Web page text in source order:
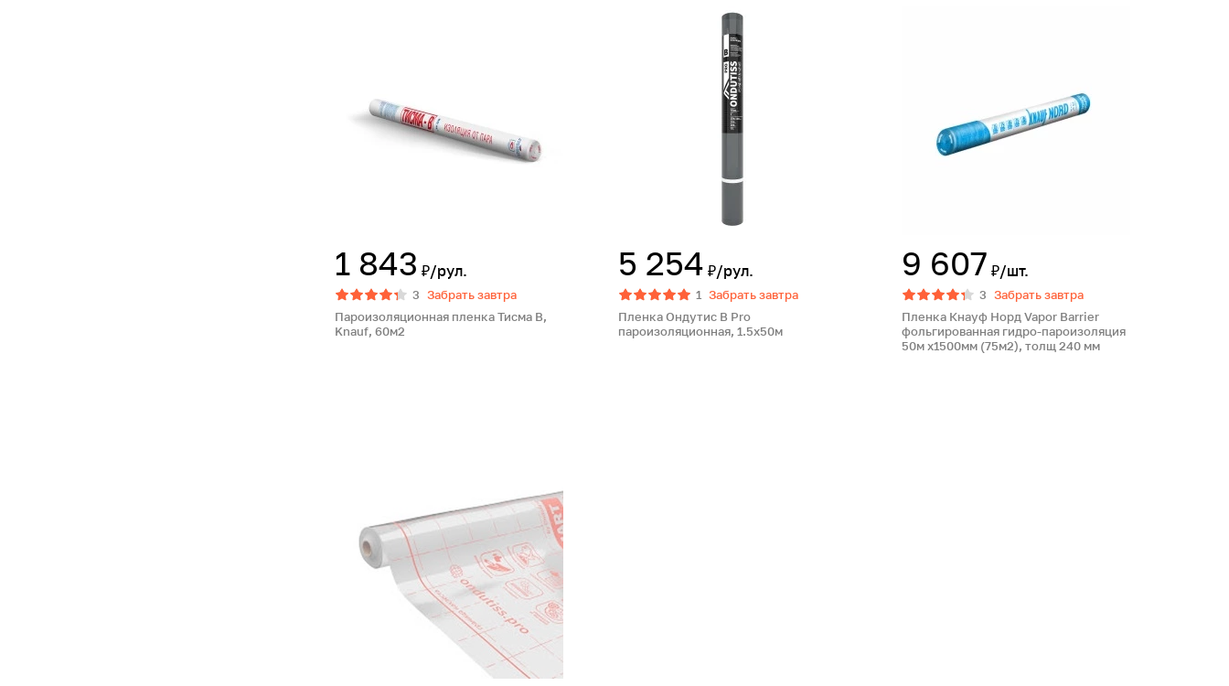
1 843 ₽/рул.
3 Забрать завтра
Пароизоляционная пленка Тисма В,
Knauf, 60м2
5 254 ₽/рул.
1 Забрать завтра
Пленка Ондутис B Pro
пароизоляционная, 1.5х50м
9 607 ₽/шт.
3 Забрать завтра
Пленка Кнауф Норд Vapor Barrier
фольгированная гидро-пароизоляция
50м х1500мм (75м2), толщ 240 мм